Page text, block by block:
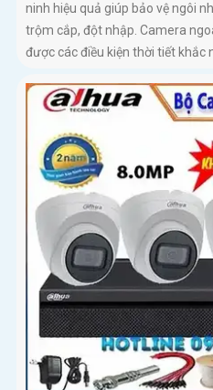
ninh hiệu quả giúp bảo vệ ngôi
trộm cắp, đột nhập. Camera
được các điều kiện thời tiết khắc